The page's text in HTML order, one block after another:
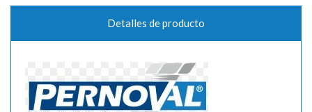
Detalles de producto